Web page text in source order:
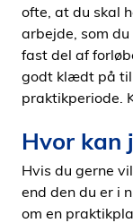
ofte, at du skal
arbejde, som
fast del af
godt klædt på til
praktikperiode.
Hvor kan
Hvis du gerne
end den du er i
om en